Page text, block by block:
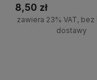
8,50 zł
zawiera 23% VAT,
dostawy